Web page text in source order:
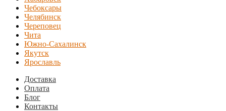
Чебоксары
Челябинск
Череповец
Чита
Южно-Сахалинск
Якутск
Ярославль
Доставка
Оплата
Блог
Контакты